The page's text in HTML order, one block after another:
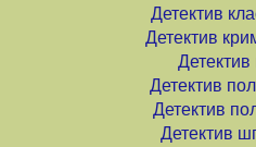
Детектив
Детектив
Детектив
Детектив
Детектив
Детектив